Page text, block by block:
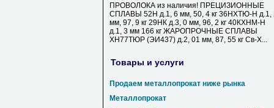
ПРОВОЛОКА из наличия! ПРЕЦИЗИОННЫЕ
СПЛАВЫ 52Н д.1, 6 мм, 50, 4 кг 36НХТЮ-Н д.1,
мм, 97, 9 кг 29НК д.3, 0 мм, 96, 2 кг 40КХНМ-Н
д.1, 3 мм 166 кг ЖАРОПРОЧНЫЕ СПЛАВЫ
ХН77ТЮР (ЭИ437) д.2, 01 мм, 87, 55 кг Св-Х...
Товары и услуги
Продаем металлопрокат ниже рынка
Металлопрокат